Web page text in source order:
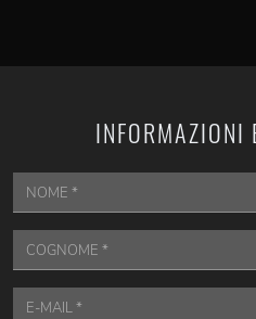
INFORMAZIONI